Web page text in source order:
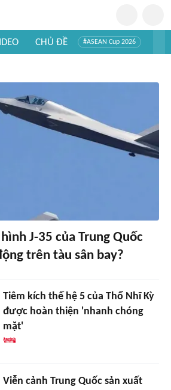
CHỦ ĐỀ #ASEAN Cup 2026
J-35 của Trung Quốc
trên tàu sân bay?
Tiêm kích thế hệ 5 của Thổ Nhĩ Kỳ
được hoàn thiện 'nhanh chóng
mặt'
Viễn cảnh Trung Quốc sản xuất